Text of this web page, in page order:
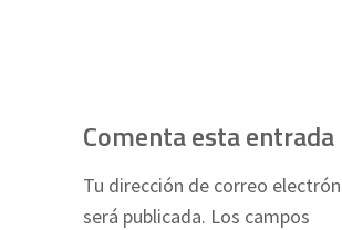
Comenta esta entrada
Tu dirección de correo
será publicada. Los campos